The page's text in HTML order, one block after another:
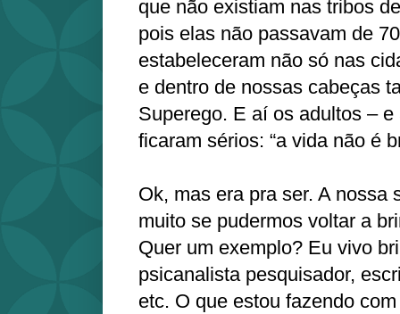
que não existiam nas tribos
pois elas não passavam de
estabeleceram não só nas
e dentro de nossas cabeças
Superego. E aí os adultos –
ficaram sérios: “a vida não é
Ok, mas era pra ser. A nossa
muito se pudermos voltar a
Quer um exemplo? Eu vivo
psicanalista pesquisador,
etc. O que estou fazendo